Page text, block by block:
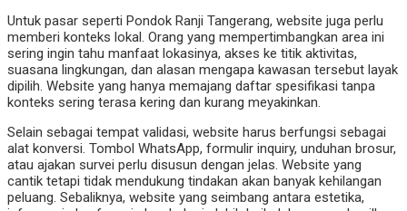
Untuk pasar seperti Pondok Ranji Tangerang, website juga perlu
memberi konteks lokal. Orang yang mempertimbangkan area ini
sering ingin tahu manfaat lokasinya, akses ke titik aktivitas,
suasana lingkungan, dan alasan mengapa kawasan tersebut layak
dipilih. Website yang hanya memajang daftar spesifikasi tanpa
konteks sering terasa kering dan kurang meyakinkan.
Selain sebagai tempat validasi, website harus berfungsi sebagai
alat konversi. Tombol WhatsApp, formulir inquiry, unduhan brosur,
atau ajakan survei perlu disusun dengan jelas. Website yang
cantik tetapi tidak mendukung tindakan akan banyak kehilangan
peluang. Sebaliknya, website yang seimbang antara estetika,